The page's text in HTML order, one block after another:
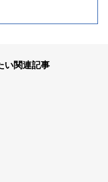
い関連記事